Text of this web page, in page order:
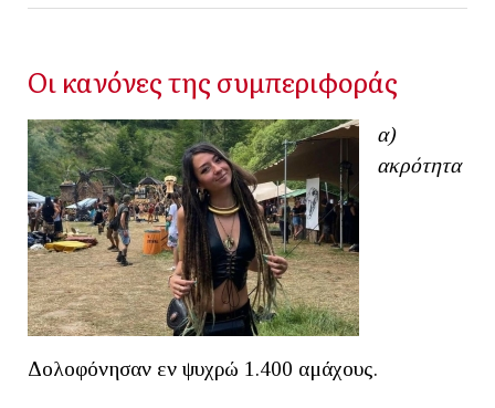
Οι κανόνες της συμπεριφοράς
α)
ακρότητα
Δολοφόνησαν εν ψυχρώ 1.400 αμάχους.